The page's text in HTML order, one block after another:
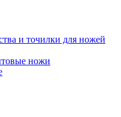
и точилки для ножей
ножи